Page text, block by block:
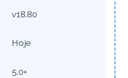
v18.80
Hoje
5.0+